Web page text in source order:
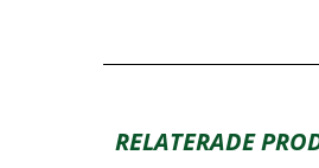
RELATERADE